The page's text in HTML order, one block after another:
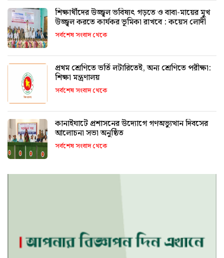
শিক্ষার্থীদের উজ্জ্বল ভবিষ্যৎ গড়তে ও বাবা-মায়ের মুখ
উজ্জ্বল করতে কার্যকর ভূমিকা রাখবে : কয়েস লোদী
সর্বশেষ সংবাদ থেকে
প্রথম শ্রেণিতে ভর্তি লটারিতেই, অন্য শ্রেণিতে পরীক্ষা:
শিক্ষা মন্ত্রণালয়
সর্বশেষ সংবাদ থেকে
কানাইঘাটে প্রশাসনের উদ্যোগে গণঅভ্যুত্থান দিবসের
আলোচনা সভা অনুষ্ঠিত
সর্বশেষ সংবাদ থেকে